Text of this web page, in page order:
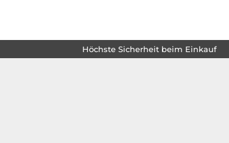
Höchste Sicherheit beim Einkauf